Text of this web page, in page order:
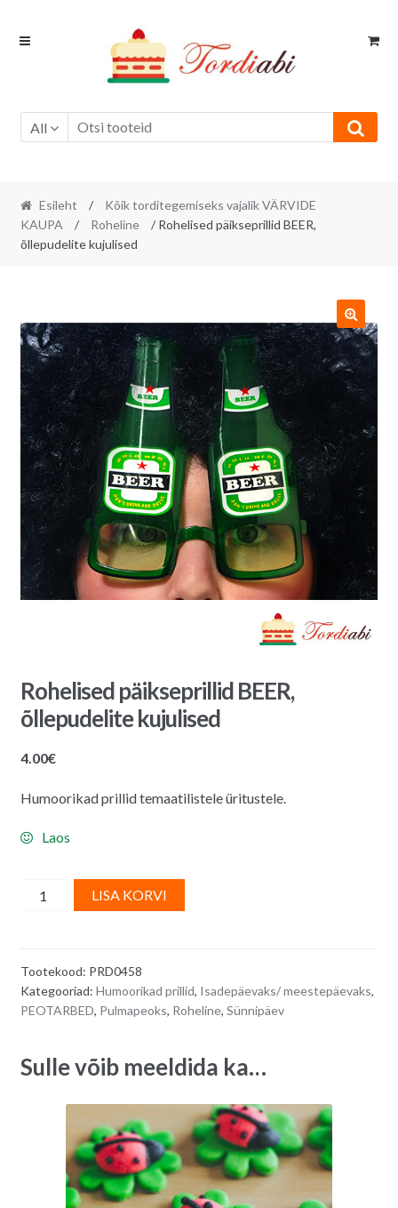
Skip
Skip
All
Esileht /
Kõik torditegemiseks vajalik VÄRVIDE
KAUPA
/ Roheline
/ Rohelised päikseprillid BEER,
õllepudelite kujulised
Rohelised päikseprillid BEER,
õllepudelite kujulised
4.00€
Humoorikad prillid temaatilistele üritustele.
Laos
Rohelised
päikseprillid
kujulised
quantity
LISA KORVI
i
e
:
Tootekood: PRD0458
Kategooriad: Humoorikad prillid, Isadepäevaks/ meestepäevaks,
PEOTARBED, Pulmapeoks, Roheline, Sünnipäev
Sulle võib meeldida ka…